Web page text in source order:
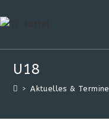
U18
> Aktuelles & Termine